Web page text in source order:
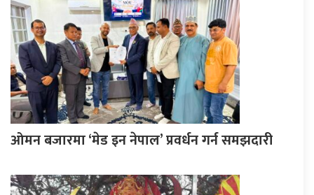
ओमन बजारमा ‘मेड इन नेपाल’ प्रवर्धन गर्न समझदारी